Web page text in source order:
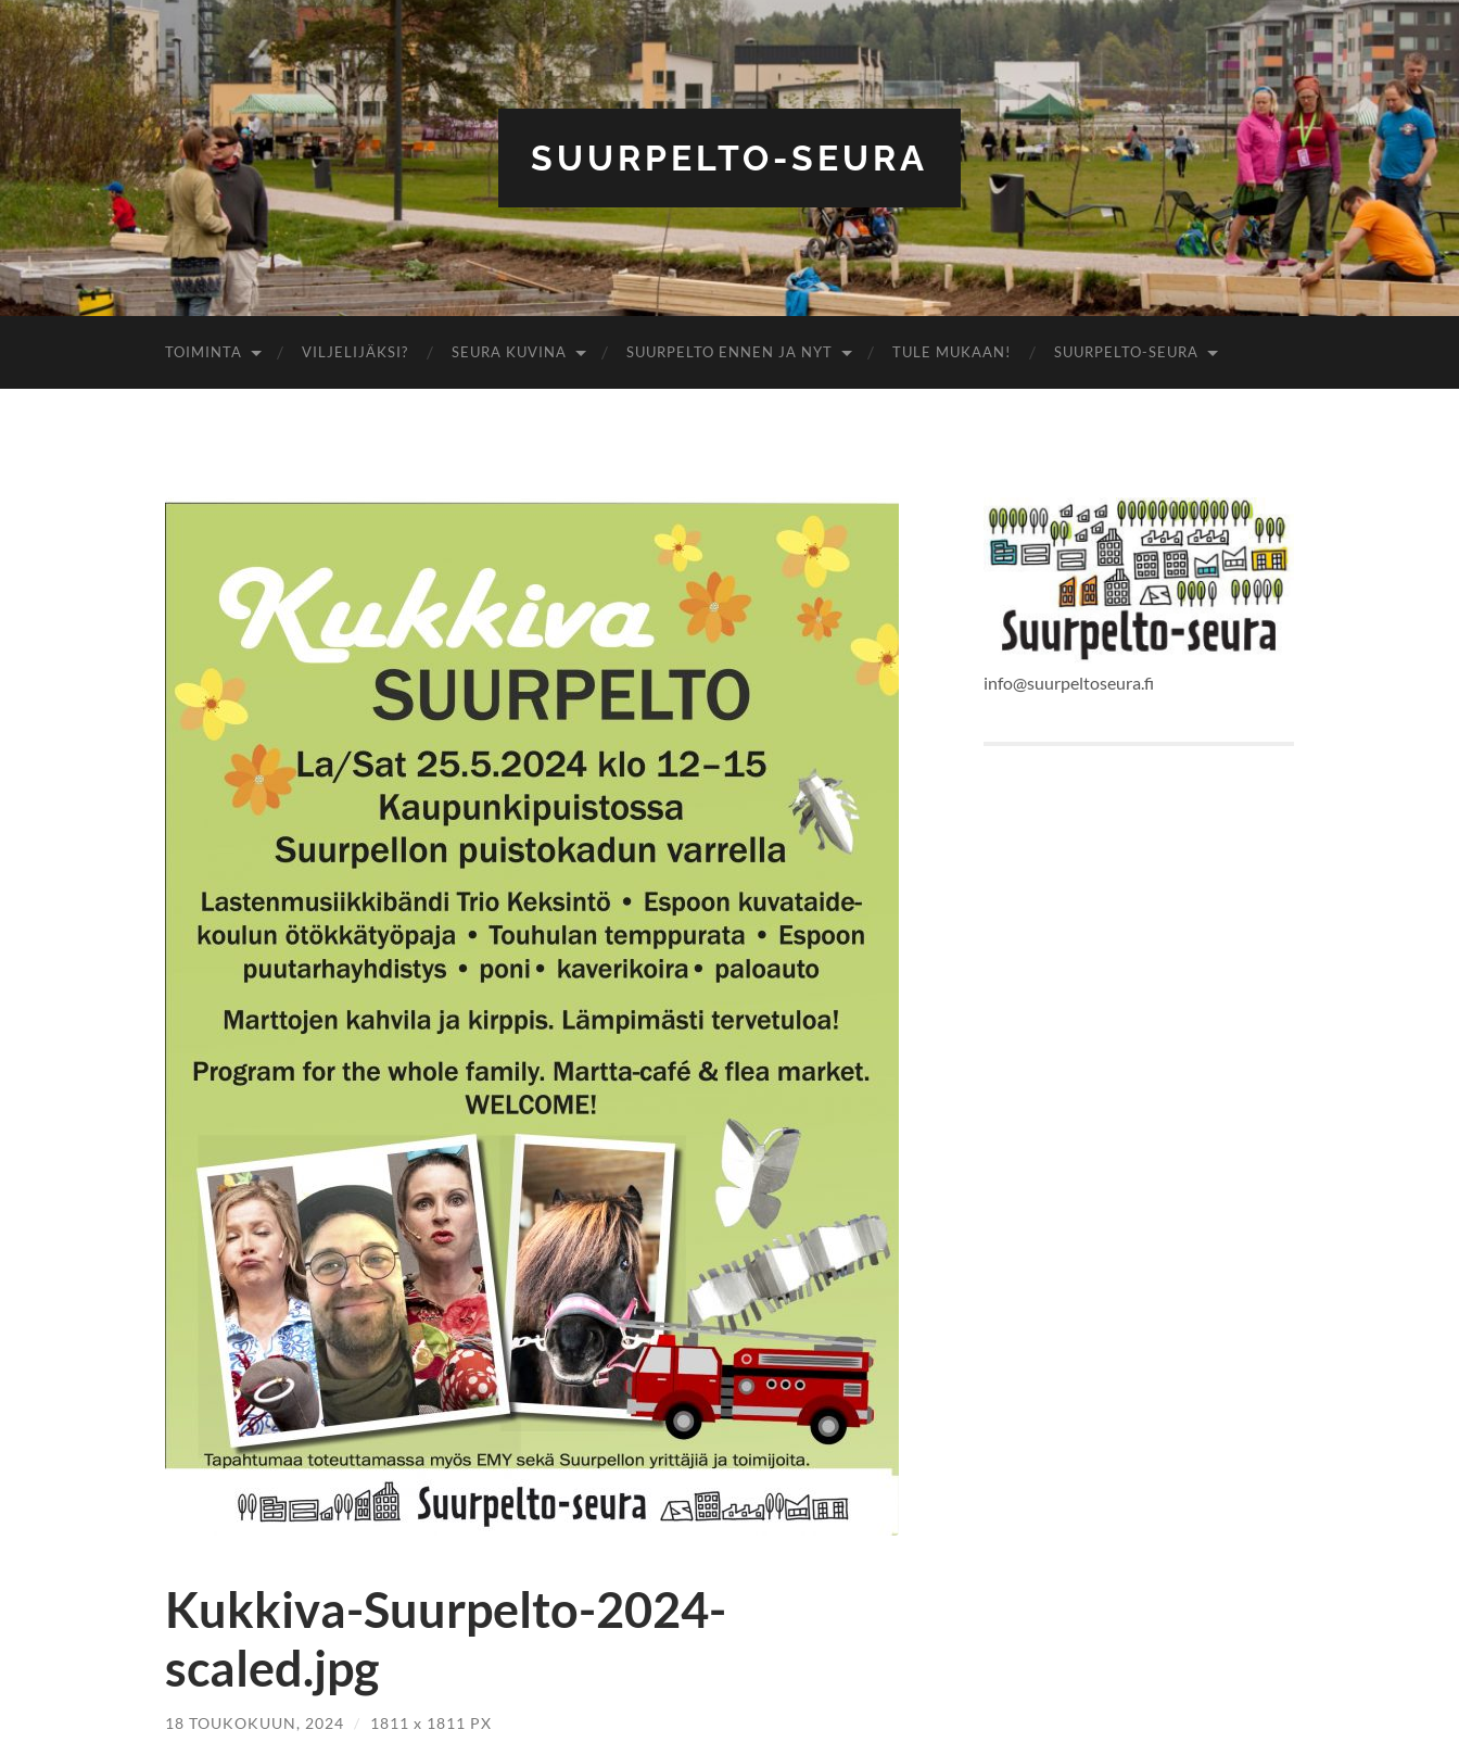
SUURPELTO-SEURA
TOIMINTA VILJELIJÄKSI? SEURA KUVINA SUURPELTO ENNEN JA NYT TULE MUKAAN! SUURPELTO-SEURA
Kukkiva-Suurpelto-2024-
scaled.jpg
18 TOUKOKUUN, 2024 / 1811 x 1811 PX
info@suurpeltoseura.fi